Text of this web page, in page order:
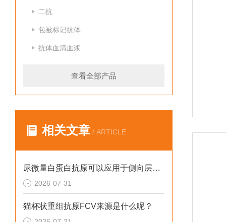
二抗
包被标记抗体
抗体血清血浆
查看全部产品
相关文章 / ARTICLE
尿微量白蛋白抗原可以应用于侧向层析吗？
2026-07-31
猫杯状重组抗原FCV来源是什么呢？